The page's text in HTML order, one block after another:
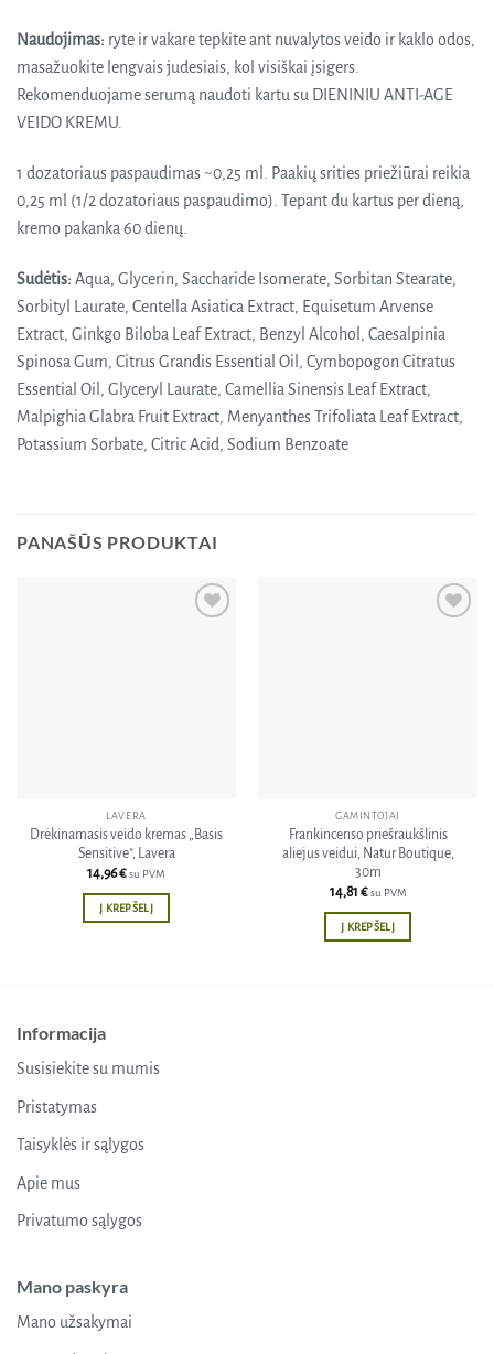
Naudojimas: ryte ir vakare tepkite ant nuvalytos veido ir kaklo odos,
masažuokite lengvais judesiais, kol visiškai įsigers.
Rekomenduojame serumą naudoti kartu su DIENINIU ANTI-AGE
VEIDO KREMU.
1 dozatoriaus paspaudimas ~0,25 ml. Paakių srities priežiūrai reikia
0,25 ml (1/2 dozatoriaus paspaudimo). Tepant du kartus per dieną,
kremo pakanka 60 dienų.
Sudėtis: Aqua, Glycerin, Saccharide Isomerate, Sorbitan Stearate,
Sorbityl Laurate, Centella Asiatica Extract, Equisetum Arvense
Extract, Ginkgo Biloba Leaf Extract, Benzyl Alcohol, Caesalpinia
Spinosa Gum, Citrus Grandis Essential Oil, Cymbopogon Citratus
Essential Oil, Glyceryl Laurate, Camellia Sinensis Leaf Extract,
Malpighia Glabra Fruit Extract, Menyanthes Trifoliata Leaf Extract,
Potassium Sorbate, Citric Acid, Sodium Benzoate
PANAŠŪS PRODUKTAI
LAVERA
Drėkinamasis veido kremas „Basis
Sensitive”, Lavera
14,96€su PVM
Į KREPŠELĮ
GAMINTOJAI
Frankincenso priešraukšlinis
aliejus veidui, Natur Boutique,
30m
14,81 € su PVM
Į KREPŠELĮ
Informacija
Susisiekite su mumis
Pristatymas
Taisyklės ir sąlygos
Apie mus
Privatumo sąlygos
Mano paskyra
Mano užsakymai